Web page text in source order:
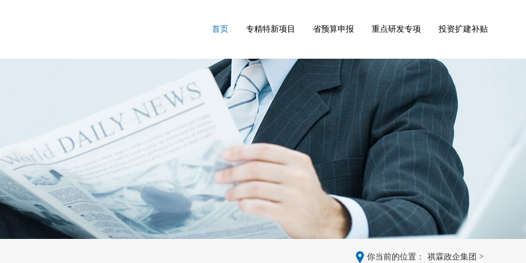
首页 专精特新项目 省预算申报 重点研发专项 投资扩建补贴
你当前的位置： 祺霖政企集团 >